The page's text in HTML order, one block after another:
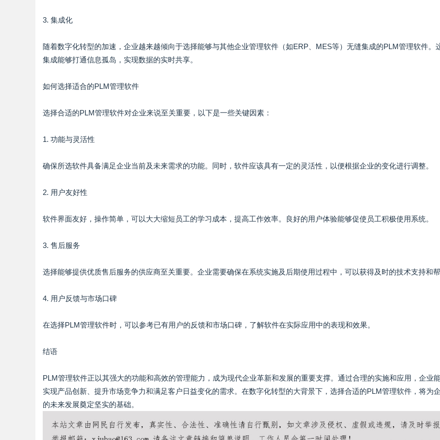
3. 集成化
随着数字化转型的加速，企业越来越倾向于选择能够与其他企业管理软件（如ERP、MES等）无缝集成的PLM管理软件。
集成能够打通信息孤岛，实现数据的实时共享。
如何选择适合的PLM管理软件
选择合适的PLM管理软件对企业来说至关重要，以下是一些关键因素：
1. 功能与灵活性
确保所选软件具备满足企业当前及未来需求的功能。同时，软件应该具有一定的灵活性，以便根据企业的变化进行调整。
2. 用户友好性
软件界面友好，操作简单，可以大大缩短员工的学习成本，提高工作效率。良好的用户体验能够促使员工积极使用系统。
3. 售后服务
选择能够提供优质售后服务的供应商至关重要。企业需要确保在系统实施及后期使用过程中，可以获得及时的技术支持和
4. 用户反馈与市场口碑
在选择PLM管理软件时，可以参考已有用户的反馈和市场口碑，了解软件在实际应用中的表现和效果。
结语
PLM管理软件正以其强大的功能和高效的管理能力，成为现代企业革新和发展的重要支撑。通过合理的实施和应用，企业
实现产品创新、提升市场竞争力和满足客户日益变化的需求。在数字化转型的大背景下，选择合适的PLM管理软件，将为
的未来发展奠定坚实的基础。